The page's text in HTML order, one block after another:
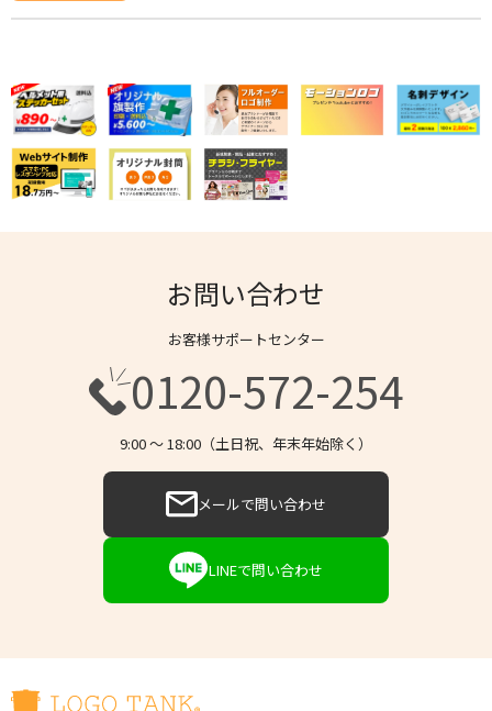
お問い合わせ
お客様サポートセンター
0120-572-254
9:00 〜 18:00（土日祝、年末年始除く）
メールで問い合わせ
LINEで問い合わせ